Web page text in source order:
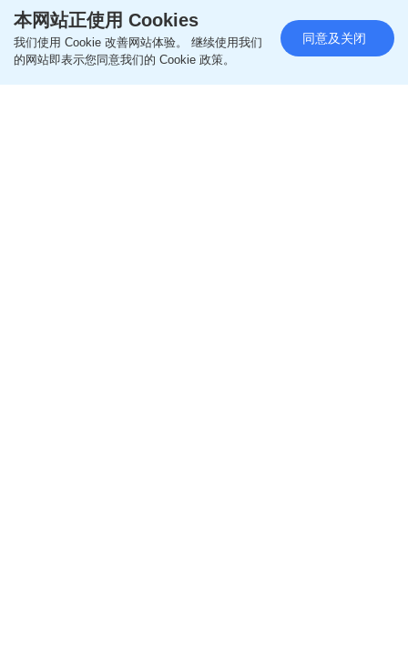
本网站正使用 Cookies
我们使用 Cookie 改善网站体验。 继续使用我们
的网站即表示您同意我们的 Cookie 政策。
同意及关闭